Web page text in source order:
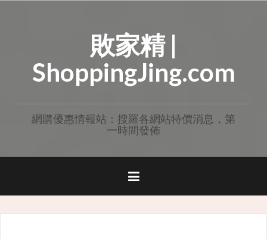
敗家精 |
ShoppingJing.com
網購優惠情報站：搜羅各網站特價消息，第
一時間發佈